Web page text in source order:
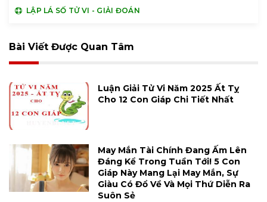
LẬP LÁ SỐ TỬ VI - GIẢI ĐOÁN
Bài Viết Được Quan Tâm
Luận Giải Tử Vi Năm 2025 Ất Tỵ
Cho 12 Con Giáp Chi Tiết Nhất
May Mắn Tài Chính Đang Ấm Lên
Đáng Kể Trong Tuần Tới! 5 Con
Giáp Này Mang Lại May Mắn, Sự
Giàu Có Đổ Về Và Mọi Thứ Diễn Ra
Suôn Sẻ